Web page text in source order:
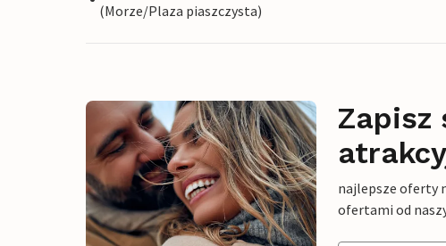
(Morze/Plaza piaszczysta)
Zapisz
najlepsze oferty
ofertami od